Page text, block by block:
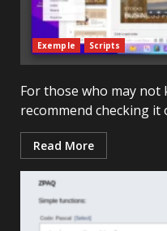
Exemple Scripts
For those who may
recommend checking
Read More